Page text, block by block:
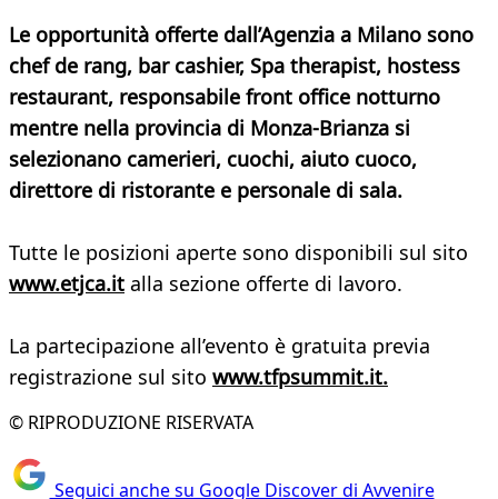
Le opportunità offerte dall’Agenzia a Milano sono
chef de rang, bar cashier, Spa therapist, hostess
restaurant, responsabile front office notturno
mentre nella provincia di Monza-Brianza si
selezionano camerieri, cuochi, aiuto cuoco,
direttore di ristorante e personale di sala.
Tutte le posizioni aperte sono disponibili sul sito
www.etjca.it alla sezione offerte di lavoro.
La partecipazione all’evento è gratuita previa
registrazione sul sito www.tfpsummit.it.
© RIPRODUZIONE RISERVATA
Seguici anche su Google Discover di Avvenire